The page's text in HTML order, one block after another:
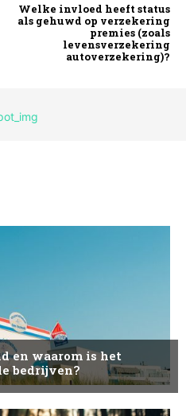
Welke invloed heeft status
als gehuwd op verzekering
premies (zoals
levensverzekering
autoverzekering)?
en waarom is het
bedrijven?